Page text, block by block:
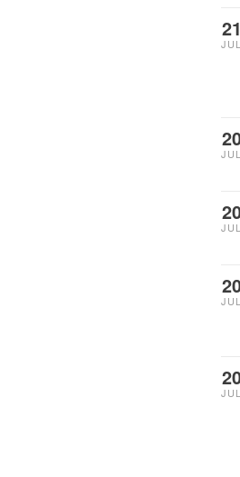
21
JUL
JUL
JUL
JUL
JUL